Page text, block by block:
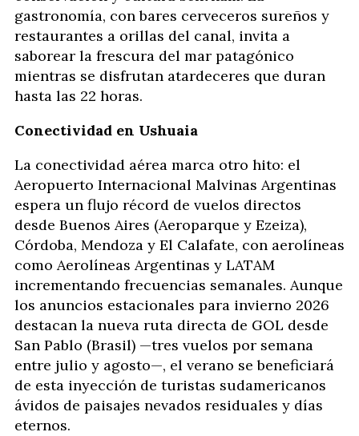
gastronomía, con bares cerveceros sureños y
restaurantes a orillas del canal, invita a
saborear la frescura del mar patagónico
mientras se disfrutan atardeceres que duran
hasta las 22 horas.
Conectividad en Ushuaia
La conectividad aérea marca otro hito: el
Aeropuerto Internacional Malvinas Argentinas
espera un flujo récord de vuelos directos
desde Buenos Aires (Aeroparque y Ezeiza),
Córdoba, Mendoza y El Calafate, con aerolíneas
como Aerolíneas Argentinas y LATAM
incrementando frecuencias semanales. Aunque
los anuncios estacionales para invierno 2026
destacan la nueva ruta directa de GOL desde
San Pablo (Brasil) —tres vuelos por semana
entre julio y agosto—, el verano se beneficiará
de esta inyección de turistas sudamericanos
ávidos de paisajes nevados residuales y días
eternos.